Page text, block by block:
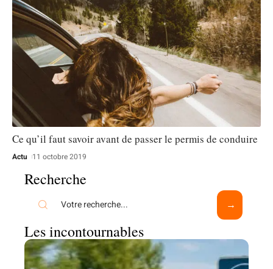
Ce qu’il faut savoir avant de passer le permis de conduire
Actu 11 octobre 2019
Recherche
Les incontournables